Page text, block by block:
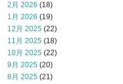
2月 2026 (18)
1月 2026 (19)
12月 2025 (22)
11月 2025 (18)
10月 2025 (22)
9月 2025 (20)
8月 2025 (21)